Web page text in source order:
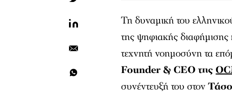
Τη δυναμική του
της ψηφιακής διαφήμισης
τεχνητή νοημοσύνη τα
Founder & CEO της
συνέντευξή του στον